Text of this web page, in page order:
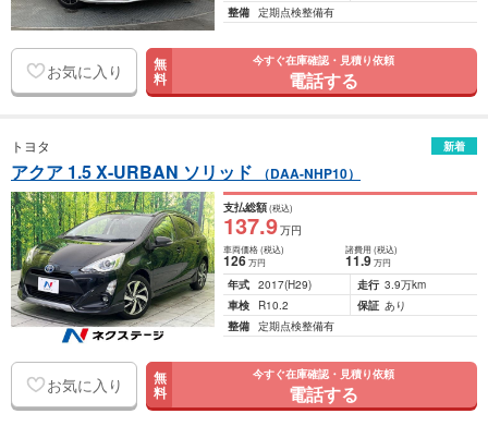
整備 定期点検整備有
お気に入り 無
料
今すぐ在庫確認・見積り依頼
電話する
トヨタ 新着
アクア 1.5 X-URBAN ソリッド （DAA-NHP10）
支払総額(税込)
137.9万円
車両価格(税込)
126万円
諸費用 (税込)
11.9 万円
年式 2017(H29) 走行 3.9万km
車検
R10.2 保証 あり
整備 定期点検整備有
お気に入り 無
料
今すぐ在庫確認・見積り依頼
電話する